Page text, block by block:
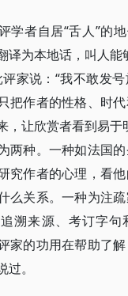
学者自居“舌人”的
译为本地话，叫人能
评家说：“我不敢发
把作者的性格、时
，让欣赏者看到易于
两种。一种如法国
究作者的心理，看他
么关系。一种为注
溯来源、考订字句
家的功用在帮助了
。